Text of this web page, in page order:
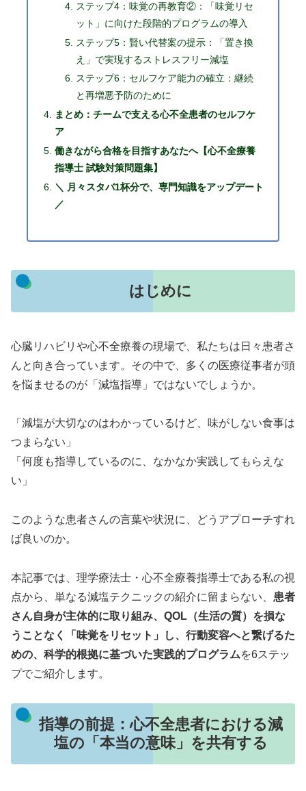
ステップ4：味覚の再教育②：「味覚リセ
ット」に向けた段階的プログラムの導入
ステップ5：賢い代替案の提示：「置き換
え」で実現するストレスフリー減塩
ステップ6：セルフケア能力の確立：継続
と再増悪予防のために
まとめ：チームで支える心不全患者のセルフケ
ア
働きながら合格を目指すあなたへ【心不全療養
指導士 試験対策問題集】
＼ 月々スタバ1杯分で、専門知識をアップデート
／
はじめに
心臓リハビリや心不全療養の現場で、私たちは日々患者さ
んと向き合っています。その中で、多くの医療従事者が頭
を悩ませるのが「減塩指導」ではないでしょうか。
「減塩が大切なのはわかっているけど、味がしない食事は
つまらない」
「何度も指導しているのに、なかなか実践してもらえな
い」
このような患者さんの言葉や状況に、どうアプローチすれ
ば良いのか。
本記事では、理学療法士・心不全療養指導士である私の視
点から、単なる減塩テクニックの紹介に留まらない、 患者
さん自身が主体的に取り組み、QOL（生活の質）を損な
うことなく「味覚をリセット」し、行動変容へと繋げるた
めの、科学的根拠に基づいた実践的プログラムを6ステッ
プでご紹介します。
指導の前提：心不全患者における減
塩の「本当の意味」を共有する